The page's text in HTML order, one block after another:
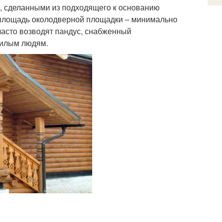
из подходящего к основанию
околодверной площадки – минимально
возводят пандус, снабженный
людям.